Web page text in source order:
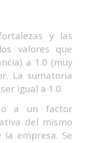
y las
valores que
a 1.0 (muy
La sumatoria
igual a 1.0
a un factor
del mismo
empresa. Se